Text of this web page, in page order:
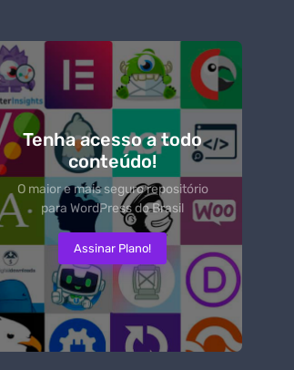
Tenha acesso a todo
conteúdo!
O maior e mais seguro repositório
para WordPress do Brasil
Assinar Plano!